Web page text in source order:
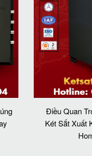
Điều Quan
Két Sắt Xuất